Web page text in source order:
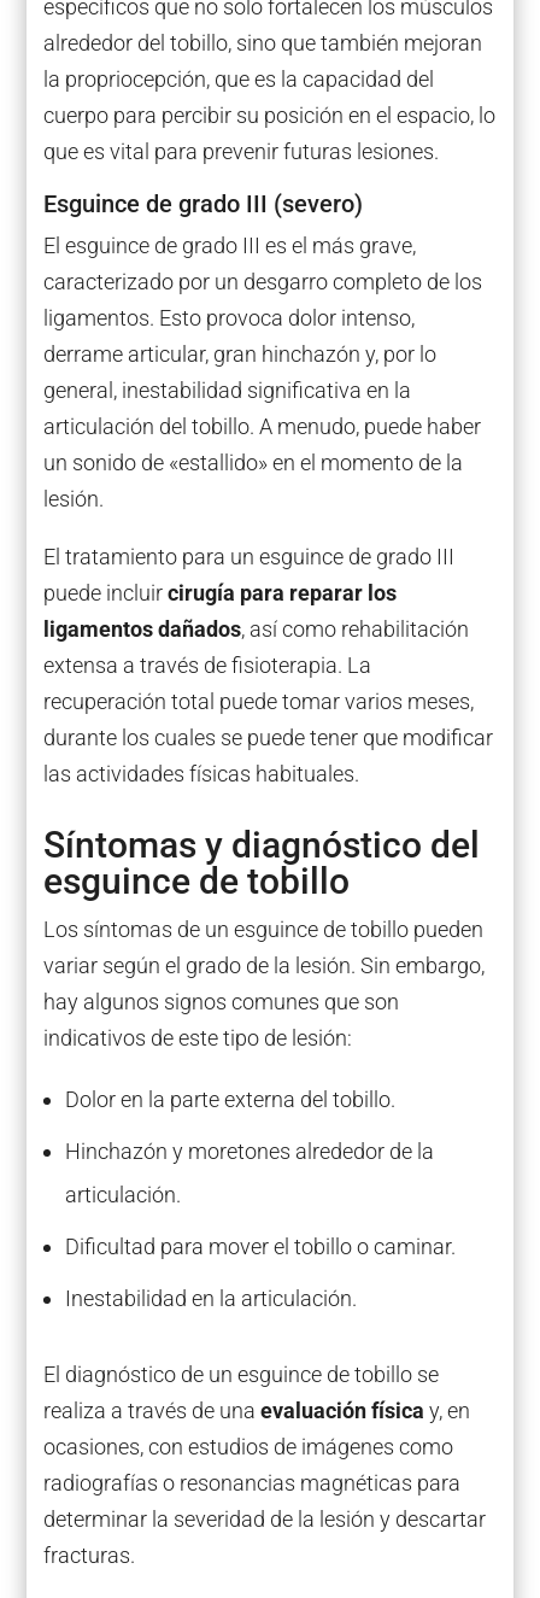
específicos que no solo fortalecen los músculos
alrededor del tobillo, sino que también mejoran
la propriocepción, que es la capacidad del
cuerpo para percibir su posición en el espacio, lo
que es vital para prevenir futuras lesiones.
Esguince de grado III (severo)
El esguince de grado III es el más grave,
caracterizado por un desgarro completo de los
ligamentos. Esto provoca dolor intenso,
derrame articular, gran hinchazón y, por lo
general, inestabilidad significativa en la
articulación del tobillo. A menudo, puede haber
un sonido de «estallido» en el momento de la
lesión.
El tratamiento para un esguince de grado III
puede incluircirugía para reparar los
ligamentos dañados, así como rehabilitación
extensa a través de fisioterapia. La
recuperación total puede tomar varios meses,
durante los cuales se puede tener que modificar
las actividades físicas habituales.
Síntomas y diagnóstico del
esguince de tobillo
Los síntomas de un esguince de tobillo pueden
variar según el grado de la lesión. Sin embargo,
hay algunos signos comunes que son
indicativos de este tipo de lesión:
Dolor en la parte externa del tobillo.
Hinchazón y moretones alrededor de la
articulación.
Dificultad para mover el tobillo o caminar.
Inestabilidad en la articulación.
El diagnóstico de un esguince de tobillo se
realiza a través de una evaluación física y, en
ocasiones, con estudios de imágenes como
radiografías o resonancias magnéticas para
determinar la severidad de la lesión y descartar
fracturas.